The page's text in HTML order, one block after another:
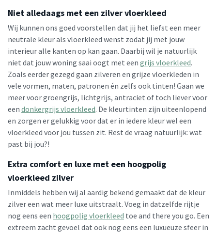
Niet alledaags met een zilver vloerkleed
Wij kunnen ons goed voorstellen dat jij het liefst een meer
neutrale kleur als vloerkleed wenst zodat jij met jouw
interieur alle kanten op kan gaan. Daarbij wil je natuurlijk
niet dat jouw woning saai oogt met een grijs vloerkleed.
Zoals eerder gezegd gaan zilveren en grijze vloerkleden in
vele vormen, maten, patronen én zelfs ook tinten! Gaan we
meer voor groengrijs, lichtgrijs, antraciet of toch liever voor
een donkergrijs vloerkleed. De kleurtinten zijn uiteenlopend
en zorgen er gelukkig voor dat er in iedere kleur wel een
vloerkleed voor jou tussen zit. Rest de vraag natuurlijk: wat
past bij jou?!
Extra comfort en luxe met een hoogpolig
vloerkleed zilver
Inmiddels hebben wij al aardig bekend gemaakt dat de kleur
zilver een wat meer luxe uitstraalt. Voeg in datzelfde rijtje
nog eens een hoogpolig vloerkleed toe and there you go. Een
extreem zacht gevoel dat ook nog eens een luxueuze sfeer in